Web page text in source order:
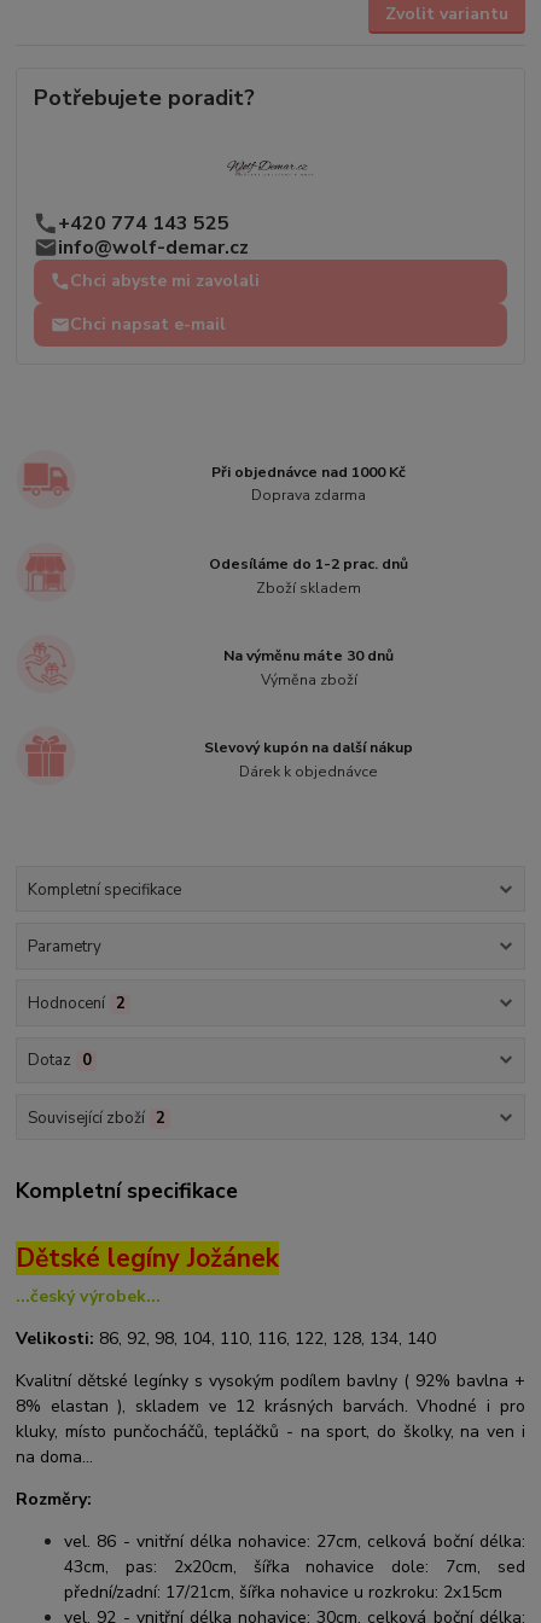
Zvolit variantu
Potřebujete poradit?
+420 774 143 525
info@wolf-demar.cz
Chci abyste mi zavolali
Chci napsat e-mail
Při objednávce nad 1000 Kč
Doprava zdarma
Odesíláme do 1-2 prac. dnů
Zboží skladem
Na výměnu máte 30 dnů
Výměna zboží
Slevový kupón na další nákup
Dárek k objednávce
Kompletní specifikace
Parametry
Hodnocení 2
Dotaz 0
Související zboží 2
Kompletní specifikace
Dětské legíny Jožánek
...český výrobek...
Velikosti: 86, 92, 98, 104, 110, 116, 122, 128, 134, 140
Kvalitní dětské legínky s vysokým podílem bavlny ( 92% bavlna +
8% elastan ), skladem ve 12 krásných barvách. Vhodné i pro
kluky, místo punčocháčů, tepláčků - na sport, do školky, na ven i
na doma...
Rozměry:
vel. 86 - vnitřní délka nohavice: 27cm, celková boční délka:
43cm, pas: 2x20cm, šířka nohavice dole: 7cm, sed
přední/zadní: 17/21cm, šířka nohavice u rozkroku: 2x15cm
vel. 92 - vnitřní délka nohavice: 30cm, celková boční délka: